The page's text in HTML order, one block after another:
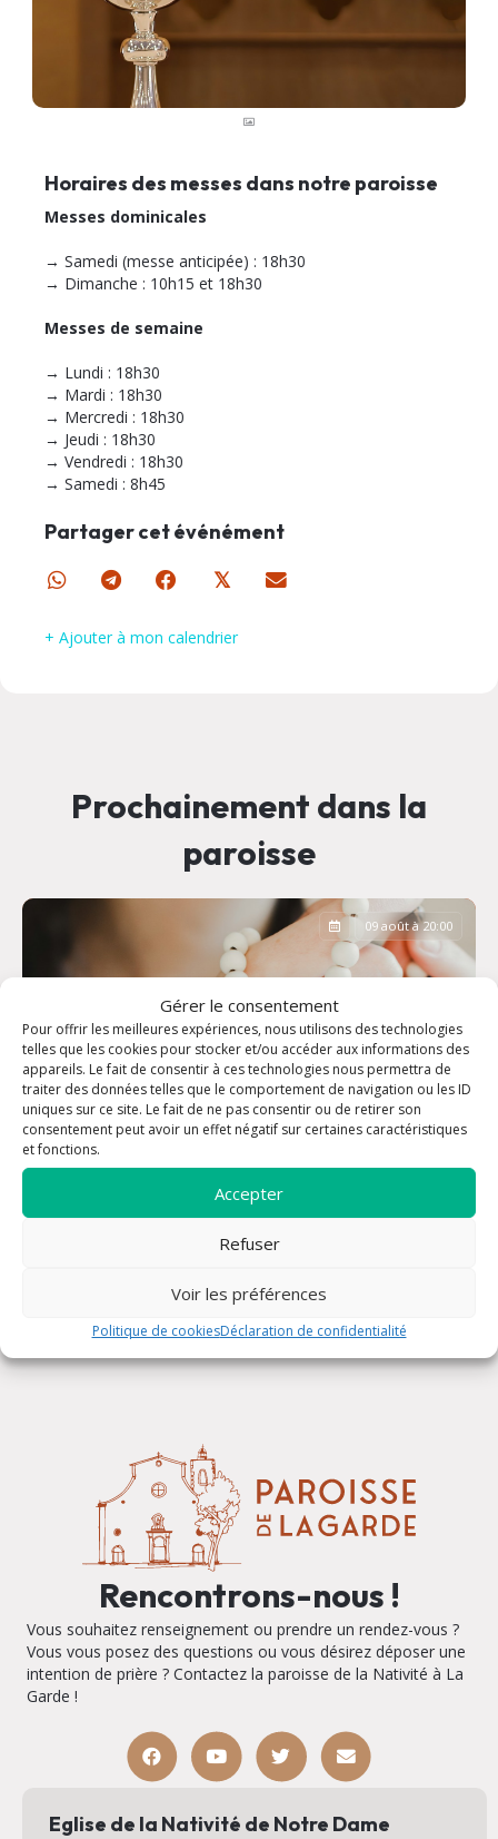
Gérer le consentement
Pour offrir les meilleures expériences, nous utilisons des technologies
telles que les cookies pour stocker et/ou accéder aux informations des
appareils. Le fait de consentir à ces technologies nous permettra de
traiter des données telles que le comportement de navigation ou les ID
uniques sur ce site. Le fait de ne pas consentir ou de retirer son
consentement peut avoir un effet négatif sur certaines caractéristiques
et fonctions.
Accepter
Refuser
Voir les préférences
Politique de cookiesDéclaration de confidentialité
Horaires des messes dans notre paroisse
Messes dominicales
→ Samedi (messe anticipée) : 18h30
→ Dimanche : 10h15 et 18h30
Messes de semaine
→ Lundi : 18h30
→ Mardi : 18h30
→ Mercredi : 18h30
→ Jeudi : 18h30
→ Vendredi : 18h30
→ Samedi : 8h45
Partager cet événément
𝕏
+ Ajouter à mon calendrier
Prochainement dans la
paroisse
09 août à 20:00
Rencontrons-nous !
Vous souhaitez renseignement ou prendre un rendez-vous ?
Vous vous posez des questions ou vous désirez déposer une
intention de prière ? Contactez la paroisse de la Nativité à La
Garde !
Eglise de la Nativité de Notre Dame